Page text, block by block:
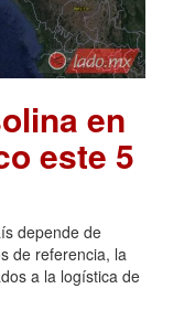
en
este 5
depende de
de referencia, la
a la logística de